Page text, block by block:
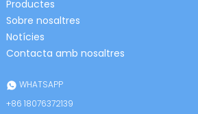
Productes
Sobre nosaltres
Notícies
Contacta amb nosaltres
WHATSAPP
+86 18076372139